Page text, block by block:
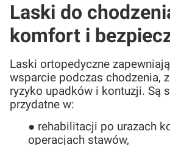
Laski do
komfort i
Laski ortopedyczne
wsparcie podczas chodzenia,
ryzyko upadków i kontuzji. Są
przydatne w:
● rehabilitacji po urazach
operacjach stawów,